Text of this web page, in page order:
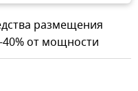
размещения
от мощности